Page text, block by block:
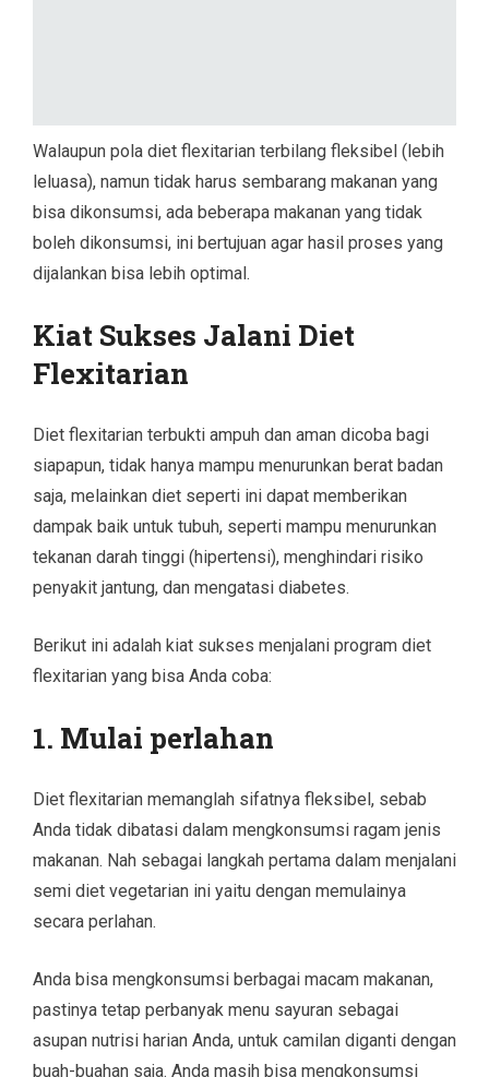
Walaupun pola diet flexitarian terbilang fleksibel (lebih
leluasa), namun tidak harus sembarang makanan yang
bisa dikonsumsi, ada beberapa makanan yang tidak
boleh dikonsumsi, ini bertujuan agar hasil proses yang
dijalankan bisa lebih optimal.
Kiat Sukses Jalani Diet
Flexitarian
Diet flexitarian terbukti ampuh dan aman dicoba bagi
siapapun, tidak hanya mampu menurunkan berat badan
saja, melainkan diet seperti ini dapat memberikan
dampak baik untuk tubuh, seperti mampu menurunkan
tekanan darah tinggi (hipertensi), menghindari risiko
penyakit jantung, dan mengatasi diabetes.
Berikut ini adalah kiat sukses menjalani program diet
flexitarian yang bisa Anda coba:
1. Mulai perlahan
Diet flexitarian memanglah sifatnya fleksibel, sebab
Anda tidak dibatasi dalam mengkonsumsi ragam jenis
makanan. Nah sebagai langkah pertama dalam menjalani
semi diet vegetarian ini yaitu dengan memulainya
secara perlahan.
Anda bisa mengkonsumsi berbagai macam makanan,
pastinya tetap perbanyak menu sayuran sebagai
asupan nutrisi harian Anda, untuk camilan diganti dengan
buah-buahan saja. Anda masih bisa mengkonsumsi